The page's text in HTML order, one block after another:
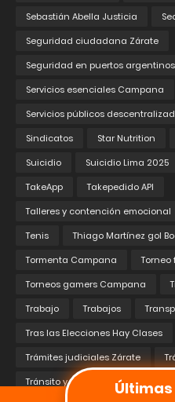
Sebastián Abella Justicia
Seguridad ciudadana Zárate
Seguridad en puertos argentinos
Servicios esenciales Campana
Servicios públicos
Sindicatos
Star Nutrition
Suicidio
Suicidio Lima 2025
TakeApp
Takepedido API
Talleres y contención emocional
Tenis
Thiago Martínez gol
Tormenta Campana
Torneos gamers Campana
Trabajo
Trabajos
Tras las Elecciones Hay Clases
Trámites judiciales Zárate
Tránsito y seguridad vial